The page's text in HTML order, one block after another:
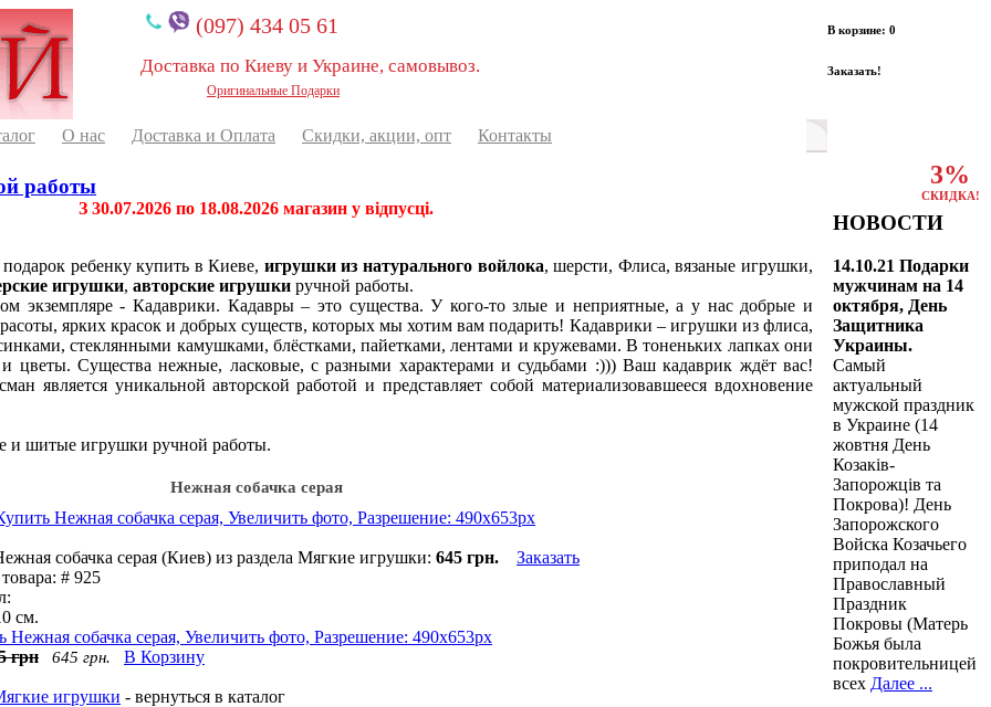
(097) 434 05 61
Доставка по Киеву и Украине, самовывоз.
Оригинальные Подарки
В корзине: 0
Заказать!
О нас Доставка и Оплата Скидки, акции, опт Контакты
работы
З 30.07.2026 по 18.08.2026 магазин у відпусці.
ребенку купить в Киеве, игрушки из натурального войлока, шерсти, Флиса, вязаные игрушки,
игрушки, авторские игрушки ручной работы.
экземпляре - Кадаврики. Кадавры – это существа. У кого-то злые и неприятные, а у нас добрые и
ярких красок и добрых существ, которых мы хотим вам подарить! Кадаврики – игрушки из флиса,
стеклянными камушками, блёстками, пайетками, лентами и кружевами. В тоненьких лапках они
цветы. Существа нежные, ласковые, с разными характерами и судьбами :))) Ваш кадаврик ждёт вас!
является уникальной авторской работой и представляет собой материализовавшееся вдохновение
и шитые игрушки ручной работы.
Нежная собачка серая
собачка серая (Киев) из раздела Мягкие игрушки: 645 грн.
Заказать
# 925
см.
грн 645 грн. В Корзину
игрушки - вернуться в каталог
3%
СКИДКА!
НОВОСТИ
14.10.21 Подарки
мужчинам на 14
октября, День
Защитника
Украины.
Самый
актуальный
мужской праздник
в Украине (14
жовтня День
Козаків-
Запорожців та
Покрова)! День
Запорожского
Войска Козачьего
приподал на
Православный
Праздник
Покровы (Матерь
Божья была
покровительницей
всех Далее ...